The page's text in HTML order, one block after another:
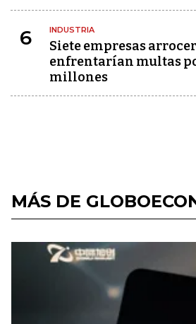
6 INDUSTRIA
Siete empresas
enfrentarían multas
millones
MÁS DE